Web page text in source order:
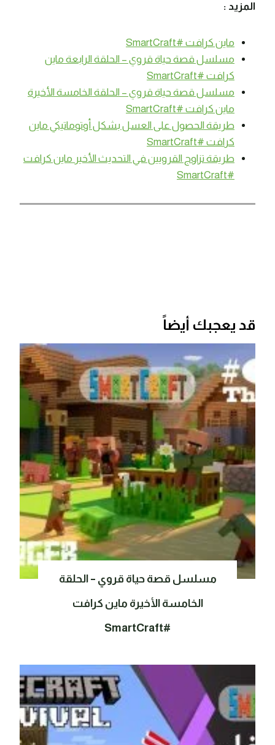
المزيد :
ماين كرافت #SmartCraft
مسلسل قصة حياة قروي – الحلقة الرابعة ماين
كرافت #SmartCraft
مسلسل قصة حياة قروي – الحلقة الخامسة الأخيرة
ماين كرافت #SmartCraft
طريقة الحصول على العسل بشكل أوتوماتيكي ماين
كرافت #SmartCraft
طريقة تزاوج القرويين في التحديث الأخير ماين كرافت
#SmartCraft
قد يعجبك أيضاً
مسلسل قصة حياة قروي – الحلقة
الخامسة الأخيرة ماين كرافت
#SmartCraft